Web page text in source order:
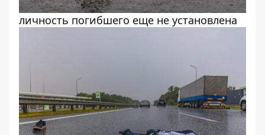
личность погибшего еще не установлена